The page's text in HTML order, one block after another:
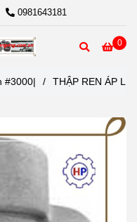
0981643181
0
#3000| / THẬP REN ÁP